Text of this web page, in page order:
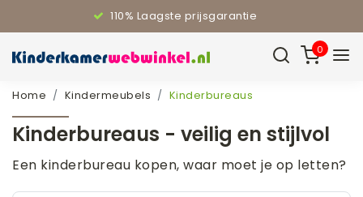
110% Laagste prijsgarantie
0
Home Kindermeubels Kinderbureaus
Kinderbureaus - veilig en stijlvol
Een kinderbureau kopen, waar moet je op letten?